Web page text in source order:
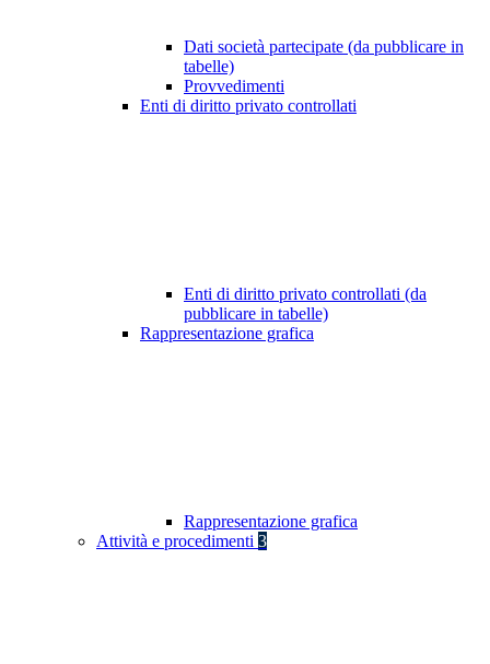
Dati società partecipate (da pubblicare in
tabelle)
Provvedimenti
Enti di diritto privato controllati
Enti di diritto privato controllati (da
pubblicare in tabelle)
Rappresentazione grafica
Rappresentazione grafica
Attività e procedimenti 3